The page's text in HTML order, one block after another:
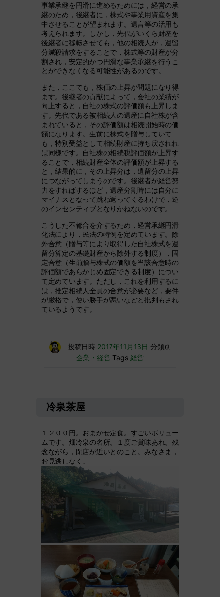
事業承継を円滑に進めるためには，経営の承
継のため，後継者に，株式や事業用資産を集
中させることが望まれます。遺言等の活用も
考えられます。しかし，先代がいくら財産を
後継者に移転させても，他の相続人が，遺留
分減殺請求をすることで，株式等の財産が分
割され，安定的かつ円滑な事業承継を行うこ
とができなくなる可能性があるのです。
また，ここでも，株価の上昇が問題になり得
ます。後継者の貢献によって，会社の業績が
向上すると，自社の株式の評価額も上昇しま
す。先代である被相続人の遺産に自社株が含
まれていると，その評価額は相続開始時の価
額になります。生前に株式を贈与していて
も，特別受益として相続財産に持ち戻されれ
ば同様です。自社株の相続税評価額が上昇す
ることで，相続財産全体の評価額が上昇する
と，結果的に，その上昇分は，遺留分の上昇
につながってしまうのです。後継者が経営努
力をすればするほど，遺産分割時には自分に
マイナスとなって跳ね返ってくるわけで，逆
のインセンティブとなりかねないのです。
こうした不都合を介するため，経営承継円滑
化法により，民法の特例を定めています。除
外合意（贈与等により取得した自社株式を遺
留分算定の基礎財産から除外する制度），固
定合意（生前贈与株式の価額を当該合意時の
評価額であらかじめ固定できる制度）につい
て定めています。ただし，これを利用するに
は，推定相続人全員の合意が必要など，要件
が厳格で，使い勝手が悪いなどと批判もされ
ているようです。
投稿日時 2017年11月13日 分類別
企業・経営 Tags 経営
冷泉茶屋
１２００円。おまかせ定食。すごいボリュー
ムです。畑冷泉の名所。１度ご賞味あれ。残
念ながら，閉店が近いとのこと。みなさま，
お見逃しなく。